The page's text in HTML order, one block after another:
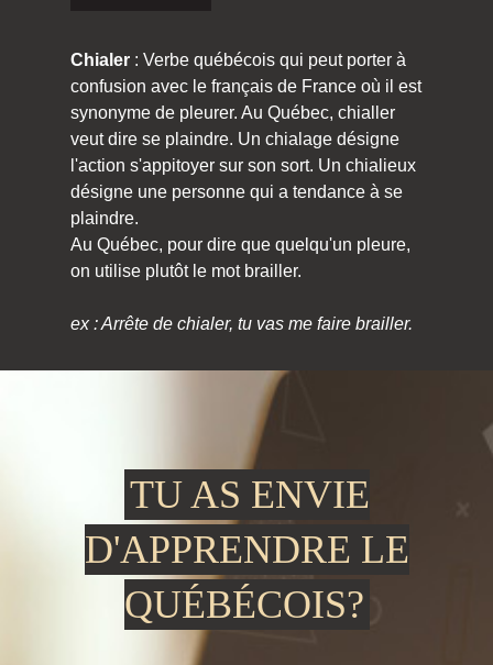
Chialer : Verbe québécois qui peut porter à
confusion avec le français de France où il est
synonyme de pleurer. Au Québec, chialler
veut dire se plaindre. Un chialage désigne
l'action s'appitoyer sur son sort. Un chialieux
désigne une personne qui a tendance à se
plaindre.
Au Québec, pour dire que quelqu'un pleure,
on utilise plutôt le mot brailler.
ex : Arrête de chialer, tu vas me faire brailler.
TU AS ENVIE
D'APPRENDRE LE
QUÉBÉCOIS?